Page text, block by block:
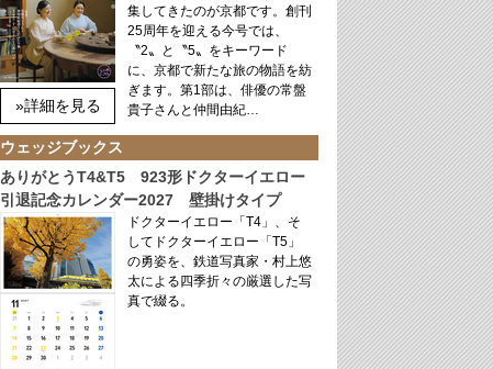
»詳細を見る
集してきたのが京都です。創刊
25周年を迎える今号では、
〝2〟と〝5〟をキーワード
に、京都で新たな旅の物語を紡
ぎます。第1部は、俳優の常盤
貴子さんと仲間由紀…
ウェッジブックス
ありがとうT4&T5 923形ドクターイエロー
引退記念カレンダー2027 壁掛けタイプ
ドクターイエロー「T4」、そ
してドクターイエロー「T5」
の勇姿を、鉄道写真家・村上悠
太による四季折々の厳選した写
真で綴る。